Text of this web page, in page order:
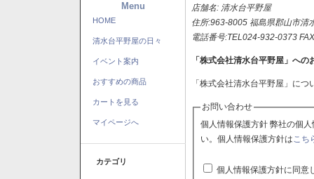
Menu
HOME
清水台平野屋の日々
イベント案内
おすすめの商品
カートを見る
マイページへ
カテゴリ
店舗名: 清水台平野屋
住所:963-8005 福島県郡山市清
電話番号:TEL024-932-0373
「株式会社清水台平野屋」への
「株式会社清水台平野屋」に
お問い合わせ
個人情報保護方針 弊社の個人情報保護方針に同意される場合はチェックボックスをクリックしてくださ
い。個人情報保護方針はこち
個人情報保護方針に同意